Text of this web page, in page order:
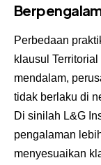
Perbedaan
klausul
mendalam,
tidak berlaku di
Di sinilah L&G
pengalaman
menyesuaikan